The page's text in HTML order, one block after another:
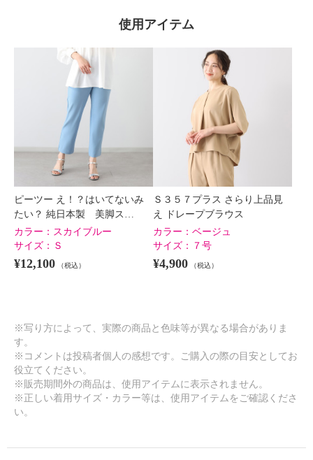
使用アイテム
ピーツー え！？はいてないみ
たい？ 純日本製 美脚ス…
カラー： スカイブルー
サイズ： Ｓ
¥12,100 （税込）
Ｓ３５７プラス さらり上品見
え ドレープブラウス
カラー： ベージュ
サイズ：
７号
¥4,900 （税込）
※写り方によって、実際の商品と色味等が異なる場合がありま
す。
※コメントは投稿者個人の感想です。ご購入の際の目安としてお
役立てください。
※販売期間外の商品は、使用アイテムに表示されません。
※正しい着用サイズ・カラー等は、使用アイテムをご確認くださ
い。